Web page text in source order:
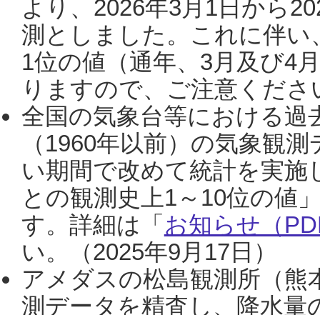
より、2026年3月1日から
測としました。これに伴い
1位の値（通年、3月及び4
りますので、ご注意くだ
全国の気象台等における過
（1960年以前）の気象観
い期間で改めて統計を実
との観測史上1～10位の値
す。詳細は「 お知らせ（
い。（2025年9月17日）
アメダスの松島観測所（熊
測データを精査し、降水